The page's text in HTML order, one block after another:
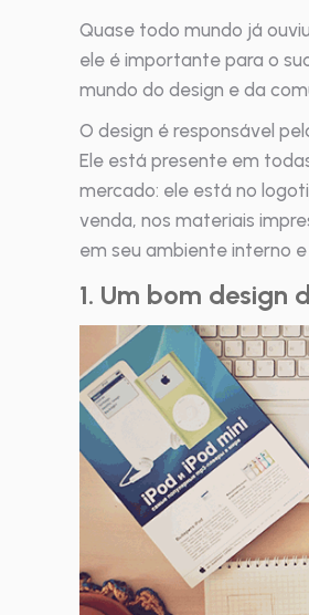
Quase todo mundo já
ele é importante para o
mundo do design e da
O design é responsável
Ele está presente em
mercado: ele está no
venda, nos materiais
em seu ambiente interno
1. Um bom design